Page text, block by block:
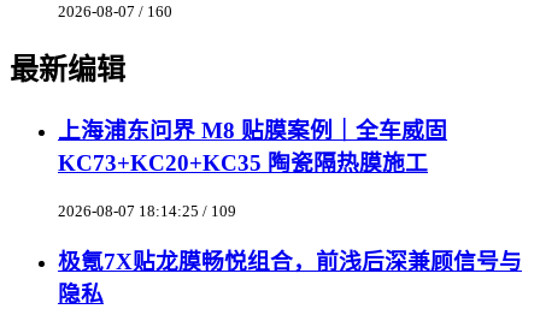
2026-08-07 / 160
最新编辑
上海浦东问界 M8 贴膜案例｜全车威固
KC73+KC20+KC35 陶瓷隔热膜施工
2026-08-07 18:14:25 / 109
极氪7X贴龙膜畅悦组合，前浅后深兼顾信号与
隐私